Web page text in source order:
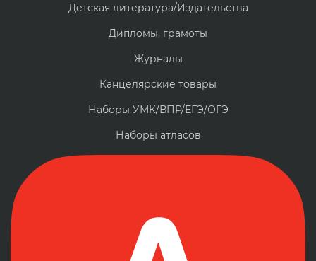
Детская литература/Издательства
Дипломы, грамоты
Журналы
Канцелярские товары
Наборы УМК/ВПР/ЕГЭ/ОГЭ
Наборы атласов